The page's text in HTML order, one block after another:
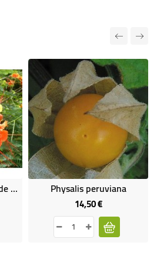
Caesalpinia gilliesi (lot de 2 plants) Physalis peruviana
14,50 €Prix